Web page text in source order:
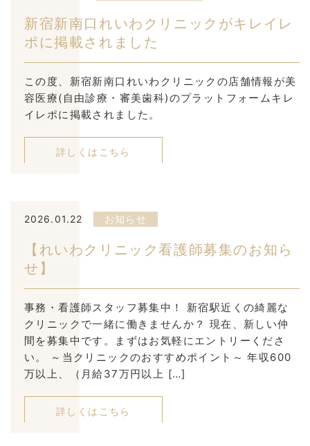
新宿新南口れいわクリニックがキレイレ
ポに掲載されました
この度、新宿新南口れいわクリニックの店舗情報が美
容医療(自由診療・審美歯科)のプラットフォームキレ
イレポに掲載されました。
詳しくはこちら
2026.01.22 お知らせ
【れいわクリニック看護師募集のお知ら
せ】
事務・看護師スタッフ募集中！ 新宿駅近くの綺麗な
クリニックで一緒に働きませんか？ 現在、新しい仲
間を募集中です。まずはお気軽にエントリーくださ
い。 ～当クリニックのおすすめポイント～ 年収600
万以上、（月給37万円以上 […]
詳しくはこちら